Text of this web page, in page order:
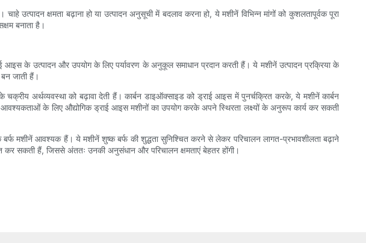
क्षमता बढ़ाना हो या उत्पादन अनुसूची में बदलाव करना हो, ये मशीनें विभिन्न मांगों को कुशलतापूर्वक पूरा
बनाता है।
आइस के उत्पादन और उपयोग के लिए पर्यावरण के अनुकूल समाधान प्रदान करती हैं। ये मशीनें उत्पादन प्रक्रिया के
जाती हैं।
अर्थव्यवस्था को बढ़ावा देती हैं। कार्बन डाइऑक्साइड को ड्राई आइस में पुनर्चक्रित करके, ये मशीनें कार्बन
के लिए औद्योगिक ड्राई आइस मशीनों का उपयोग करके अपने स्थिरता लक्ष्यों के अनुरूप कार्य कर सकती
बर्फ मशीनें आवश्यक हैं। ये मशीनें शुष्क बर्फ की शुद्धता सुनिश्चित करने से लेकर परिचालन लागत-प्रभावशीलता बढ़ाने
सकती हैं, जिससे अंततः उनकी अनुसंधान और परिचालन क्षमताएं बेहतर होंगी।